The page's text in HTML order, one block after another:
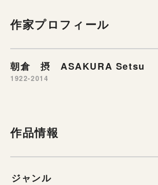
作家プロフィール
朝倉 摂 ASAKURA Setsu
1922-2014
作品情報
ジャンル